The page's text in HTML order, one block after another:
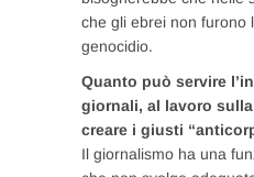
che gli ebrei non furono
genocidio.
Quanto può servire
giornali, al lavoro
creare i giusti
Il giornalismo ha una